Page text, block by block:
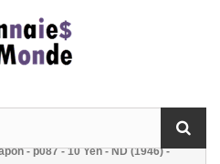
- p087 - 10 Yen - ND (1946) -